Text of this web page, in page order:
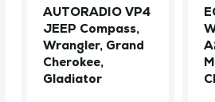
AUTORADIO VP4
JEEP Compass,
Wrangler, Grand
Cherokee,
Gladiator